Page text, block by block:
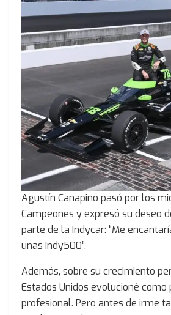
Agustín Canapino pasó por los
Campeones y expresó su deseo
parte de la Indycar: “Me
unas Indy500”.
Además, sobre su crecimiento
Estados Unidos evolucioné como
profesional. Pero antes de irme